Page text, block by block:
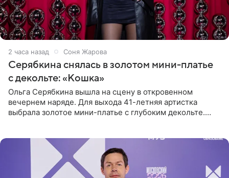
2 часа назад Соня Жарова
Серябкина снялась в золотом мини-платье
с декольте: «Кошка»
Ольга Серябкина вышла на сцену в откровенном
вечернем наряде. Для выхода 41-летняя артистка
выбрала золотое мини-платье с глубоким декольте.